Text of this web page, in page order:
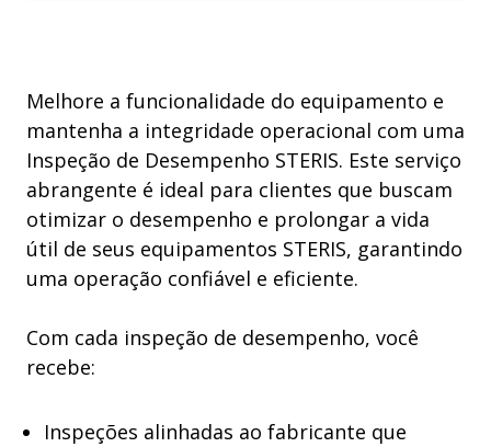
Melhore a funcionalidade do equipamento e
mantenha a integridade operacional com uma
Inspeção de Desempenho STERIS. Este serviço
abrangente é ideal para clientes que buscam
otimizar o desempenho e prolongar a vida
útil de seus equipamentos STERIS, garantindo
uma operação confiável e eficiente.
Com cada inspeção de desempenho, você
recebe:
Inspeções alinhadas ao fabricante que